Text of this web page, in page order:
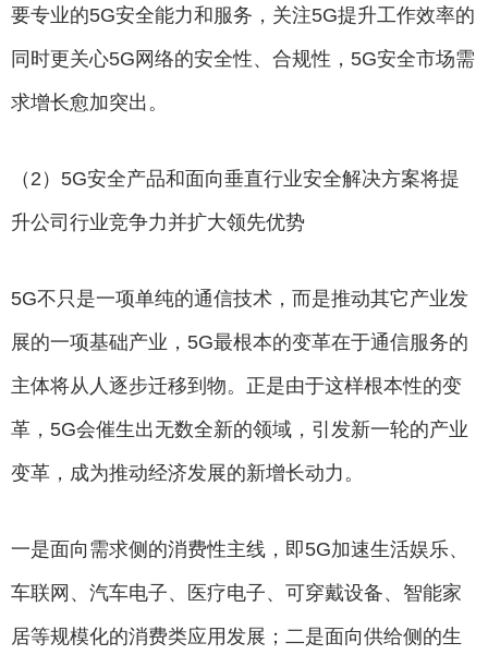
要专业的5G安全能力和服务，关注5G提升工作效率的
同时更关心5G网络的安全性、合规性，5G安全市场需
求增长愈加突出。
（2）5G安全产品和面向垂直行业安全解决方案将提
升公司行业竞争力并扩大领先优势
5G不只是一项单纯的通信技术，而是推动其它产业发
展的一项基础产业，5G最根本的变革在于通信服务的
主体将从人逐步迁移到物。正是由于这样根本性的变
革，5G会催生出无数全新的领域，引发新一轮的产业
变革，成为推动经济发展的新增长动力。
一是面向需求侧的消费性主线，即5G加速生活娱乐、
车联网、汽车电子、医疗电子、可穿戴设备、智能家
居等规模化的消费类应用发展；二是面向供给侧的生